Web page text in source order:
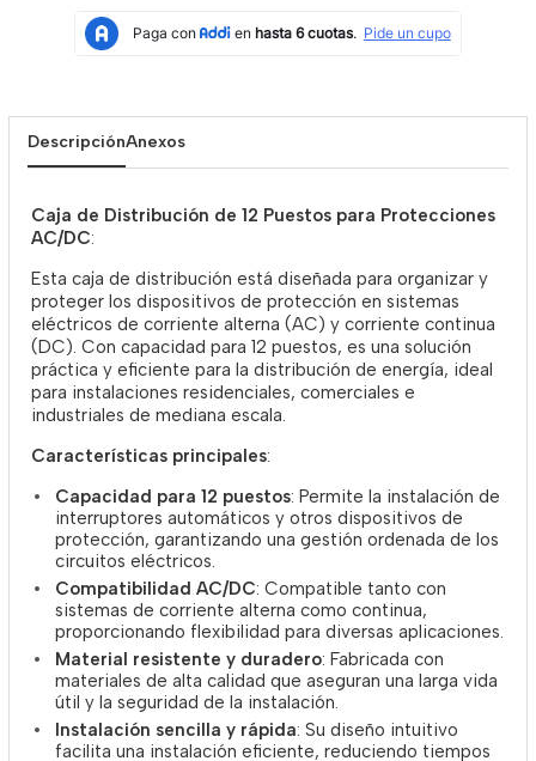
DescripciónAnexos
Caja de Distribución de 12 Puestos para Protecciones
AC/DC:
Esta caja de distribución está diseñada para organizar y
proteger los dispositivos de protección en sistemas
eléctricos de corriente alterna (AC) y corriente continua
(DC). Con capacidad para 12 puestos, es una solución
práctica y eficiente para la distribución de energía, ideal
para instalaciones residenciales, comerciales e
industriales de mediana escala.
Características principales:
Capacidad para 12 puestos: Permite la instalación de
interruptores automáticos y otros dispositivos de
protección, garantizando una gestión ordenada de los
circuitos eléctricos.
Compatibilidad AC/DC: Compatible tanto con
sistemas de corriente alterna como continua,
proporcionando flexibilidad para diversas aplicaciones.
Material resistente y duradero: Fabricada con
materiales de alta calidad que aseguran una larga vida
útil y la seguridad de la instalación.
Instalación sencilla y rápida: Su diseño intuitivo
facilita una instalación eficiente, reduciendo tiempos